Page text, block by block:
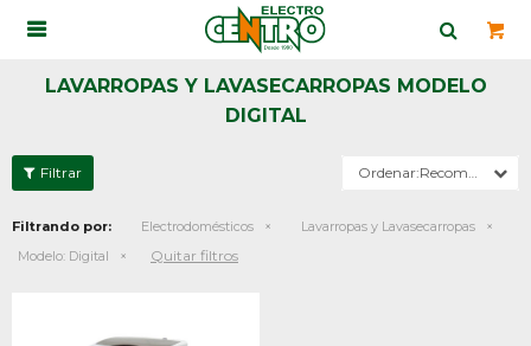

LAVARROPAS Y LAVASECARROPAS MODELO
DIGITAL
Recomendados
Filtrando por: Electrodomésticos
Lavarropas y Lavasecarropas
Modelo: Digital Quitar filtros